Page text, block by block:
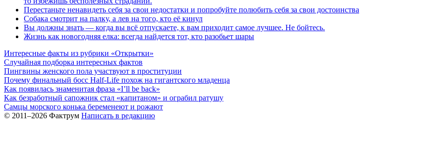
Перестаньте ненавидеть себя за свои недостатки и попробуйте полюбить себя за свои достоинства
Собака смотрит на палку, а лев на того, кто её кинул
Вы должны знать — когда вы всё отпускаете, к вам приходит самое лучшее. Не бойтесь.
Жизнь как новогодняя елка: всегда найдется тот, кто разобьет шары
Интересные факты из рубрики «Открытки»
Случайная подборка интересных фактов
Пингвины женского пола участвуют в проституции
Почему финальный босс Half-Life похож на гигантского младенца
Как появилась знаменитая фраза «I’ll be back»
Как безработный сапожник стал «капитаном» и ограбил ратушу
Самцы морского конька беременеют и рожают
© 2011–2026 Фактрум Написать в редакцию